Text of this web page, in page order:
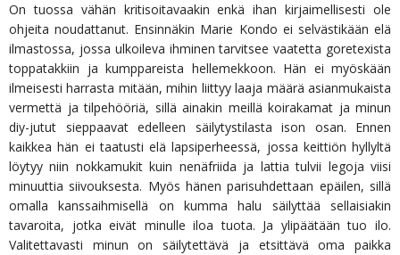
On tuossa vähän kritisoitavaakin enkä ihan kirjaimellisesti ole
ohjeita noudattanut. Ensinnäkin Marie Kondo ei selvästikään elä
ilmastossa, jossa ulkoileva ihminen tarvitsee vaatetta goretexista
toppatakkiin ja kumppareista hellemekkoon. Hän ei myöskään
ilmeisesti harrasta mitään, mihin liittyy laaja määrä asianmukaista
vermettä ja tilpehööriä, sillä ainakin meillä koirakamat ja minun
diy-jutut sieppaavat edelleen säilytystilasta ison osan. Ennen
kaikkea hän ei taatusti elä lapsiperheessä, jossa keittiön hyllyltä
löytyy niin nokkamukit kuin nenäfriida ja lattia tulvii legoja viisi
minuuttia siivouksesta. Myös hänen parisuhdettaan epäilen, sillä
omalla kanssaihmisellä on kumma halu säilyttää sellaisiakin
tavaroita, jotka eivät minulle iloa tuota. Ja ylipäätään tuo ilo.
Valitettavasti minun on säilytettävä ja etsittävä oma paikka